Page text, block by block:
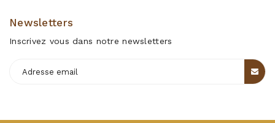
Newsletters
Inscrivez vous dans notre newsletters